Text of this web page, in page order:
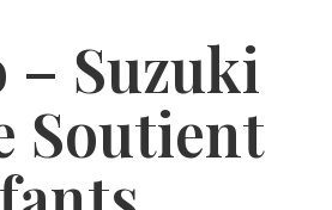
– Suzuki
Soutient